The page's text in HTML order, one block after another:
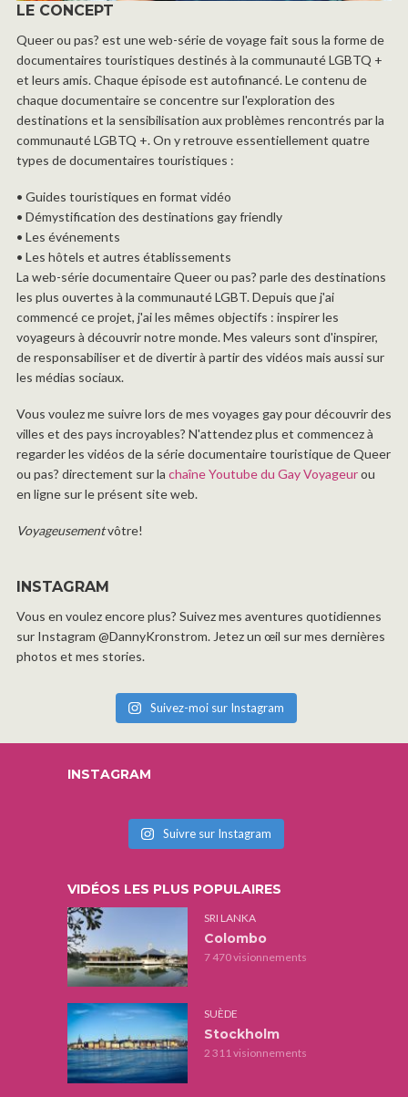
LE CONCEPT
Queer ou pas? est une web-série de voyage fait sous la forme de
documentaires touristiques destinés à la communauté LGBTQ +
et leurs amis. Chaque épisode est autofinancé. Le contenu de
chaque documentaire se concentre sur l'exploration des
destinations et la sensibilisation aux problèmes rencontrés par la
communauté LGBTQ +. On y retrouve essentiellement quatre
types de documentaires touristiques :
• Guides touristiques en format vidéo
• Démystification des destinations gay friendly
• Les événements
• Les hôtels et autres établissements
La web-série documentaire Queer ou pas? parle des destinations
les plus ouvertes à la communauté LGBT. Depuis que j'ai
commencé ce projet, j'ai les mêmes objectifs : inspirer les
voyageurs à découvrir notre monde. Mes valeurs sont d'inspirer,
de responsabiliser et de divertir à partir des vidéos mais aussi sur
les médias sociaux.
Vous voulez me suivre lors de mes voyages gay pour découvrir des
villes et des pays incroyables? N'attendez plus et commencez à
regarder les vidéos de la série documentaire touristique de Queer
ou pas? directement sur la chaîne Youtube du Gay Voyageurou
en ligne sur le présent site web.
Voyageusementvôtre!
INSTAGRAM
Vous en voulez encore plus? Suivez mes aventures quotidiennes
sur Instagram @DannyKronstrom. Jetez un œil sur mes dernières
photos et mes stories.
Suivez-moi sur Instagram
INSTAGRAM
Suivre sur Instagram
VIDÉOS LES PLUS POPULAIRES
SRI LANKA
Colombo
7 470 visionnements
SUÈDE
Stockholm
2 311 visionnements